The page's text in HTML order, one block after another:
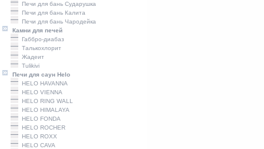
Печи для бань Сударушка
Печи для бань Калита
Печи для бань Чародейка
Камни для печей
Габбро-диабаз
Талькохлорит
Жадеит
Tulikivi
Печи для саун Helo
HELO HAVANNA
HELO VIENNA
HELO RING WALL
HELO HIMALAYA
HELO FONDA
HELO ROCHER
HELO ROXX
HELO CAVA